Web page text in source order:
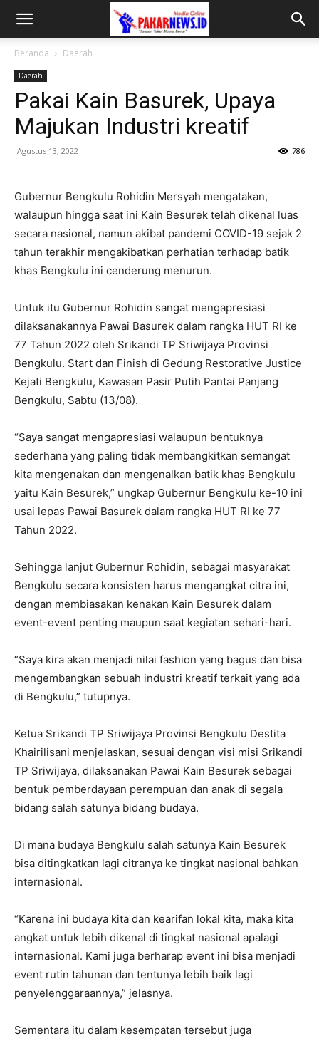
Beranda Daerah
Daerah
Pakai Kain Basurek, Upaya
Majukan Industri kreatif
Agustus 13, 2022 786
Gubernur Bengkulu Rohidin Mersyah mengatakan,
walaupun hingga saat ini Kain Besurek telah dikenal luas
secara nasional, namun akibat pandemi COVID-19 sejak 2
tahun terakhir mengakibatkan perhatian terhadap batik
khas Bengkulu ini cenderung menurun.
Untuk itu Gubernur Rohidin sangat mengapresiasi
dilaksanakannya Pawai Basurek dalam rangka HUT RI ke
77 Tahun 2022 oleh Srikandi TP Sriwijaya Provinsi
Bengkulu. Start dan Finish di Gedung Restorative Justice
Kejati Bengkulu, Kawasan Pasir Putih Pantai Panjang
Bengkulu, Sabtu (13/08).
“Saya sangat mengapresiasi walaupun bentuknya
sederhana yang paling tidak membangkitkan semangat
kita mengenakan dan mengenalkan batik khas Bengkulu
yaitu Kain Besurek,” ungkap Gubernur Bengkulu ke-10 ini
usai lepas Pawai Basurek dalam rangka HUT RI ke 77
Tahun 2022.
Sehingga lanjut Gubernur Rohidin, sebagai masyarakat
Bengkulu secara konsisten harus mengangkat citra ini,
dengan membiasakan kenakan Kain Besurek dalam
event-event penting maupun saat kegiatan sehari-hari.
“Saya kira akan menjadi nilai fashion yang bagus dan bisa
mengembangkan sebuah industri kreatif terkait yang ada
di Bengkulu,” tutupnya.
Ketua Srikandi TP Sriwijaya Provinsi Bengkulu Destita
Khairilisani menjelaskan, sesuai dengan visi misi Srikandi
TP Sriwijaya, dilaksanakan Pawai Kain Besurek sebagai
bentuk pemberdayaan perempuan dan anak di segala
bidang salah satunya bidang budaya.
Di mana budaya Bengkulu salah satunya Kain Besurek
bisa ditingkatkan lagi citranya ke tingkat nasional bahkan
internasional.
“Karena ini budaya kita dan kearifan lokal kita, maka kita
angkat untuk lebih dikenal di tingkat nasional apalagi
internasional. Kami juga berharap event ini bisa menjadi
event rutin tahunan dan tentunya lebih baik lagi
penyelenggaraannya,” jelasnya.
Sementara itu dalam kesempatan tersebut juga